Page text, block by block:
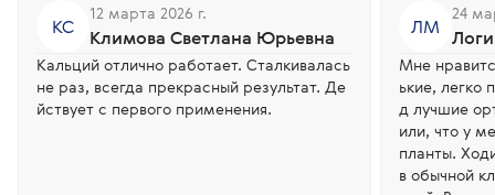
КС
12 марта 2026 г.
Климова Светлана Юрьевна
Кальций отлично работает. Сталкивалась
не раз, всегда прекрасный результат. Де
йствует с первого применения.
ЛМ
24
Мне
ькие, легко
д лучшие
или, что у
планты.
в обычной